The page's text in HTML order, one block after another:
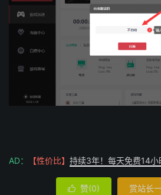
AD： 【性价比】 持续3年！每天免费14
 赞(0) 赏站长